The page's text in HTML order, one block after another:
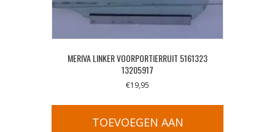
MERIVA LINKER VOORPORTIERRUIT 5161323
13205917
€19,95
TOEVOEGEN AAN